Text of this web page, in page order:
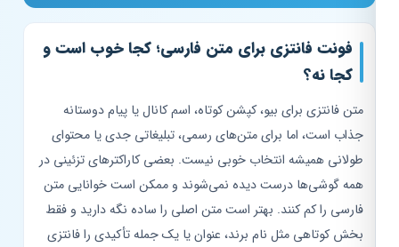
فونت فانتزی برای متن فارسی؛ کجا خوب است و
کجا نه؟
متن فانتزی برای بیو، کپشن کوتاه، اسم کانال یا پیام دوستانه
جذاب است، اما برای متن‌های رسمی، تبلیغاتی جدی یا محتوای
طولانی همیشه انتخاب خوبی نیست. بعضی کاراکترهای تزئینی در
همه گوشی‌ها درست دیده نمی‌شوند و ممکن است خوانایی متن
فارسی را کم کنند. بهتر است متن اصلی را ساده نگه دارید و فقط
بخش کوتاهی مثل نام برند، عنوان یا یک جمله تأکیدی را فانتزی